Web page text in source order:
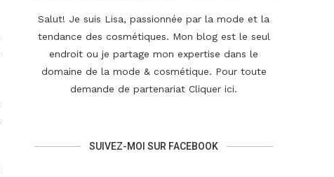
Salut! Je suis Lisa, passionnée par la mode et la
tendance des cosmétiques. Mon blog est le seul
endroit ou je partage mon expertise dans le
domaine de la mode & cosmétique. Pour toute
demande de partenariat Cliquer ici.
SUIVEZ-MOI SUR FACEBOOK